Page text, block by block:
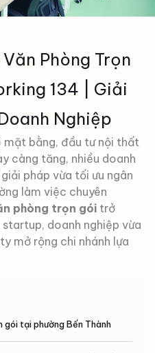
Phòng Trọn
134 | Giải
Nghiệp
mặt bằng, đầu tư nội thất
càng tăng, nhiều doanh
pháp vừa tối ưu ngân
làm việc chuyên
phòng trọn gói trở
doanh nghiệp vừa
mở rộng chi nhánh lựa
gói tại phường Bến Thành